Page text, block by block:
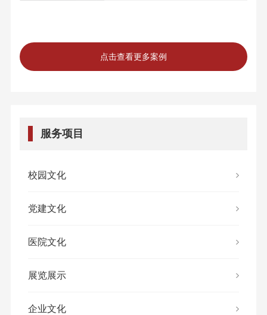
点击查看更多案例
服务项目
校园文化
党建文化
医院文化
展览展示
企业文化